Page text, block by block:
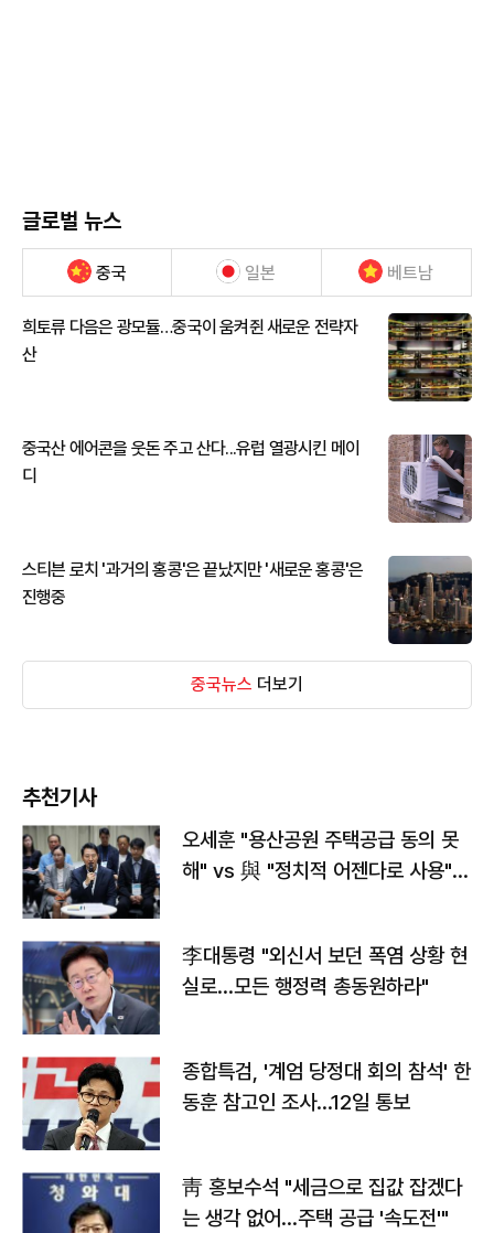
글로벌 뉴스
중국 일본 베트남
희토류 다음은 광모듈…중국이 움켜쥔 새로운 전략자
산
중국산 에어콘을 웃돈 주고 산다...유럽 열광시킨 메이
디
스티븐 로치 '과거의 홍콩'은 끝났지만 '새로운 홍콩'은
진행중
중국뉴스 더보기
추천기사
오세훈 "용산공원 주택공급 동의 못
해" vs 與 "정치적 어젠다로 사용"
李대통령 "외신서 보던 폭염 상황 현
실로…모든 행정력 총동원하라"
종합특검, '계엄 당정대 회의 참석' 한
동훈 참고인 조사...12일 통보
靑 홍보수석 "세금으로 집값 잡겠다
는 생각 없어…주택 공급 '속도전'"